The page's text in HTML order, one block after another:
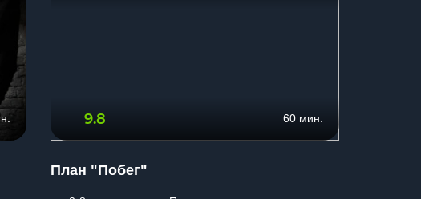
9.8 60 мин.
План "Побег"